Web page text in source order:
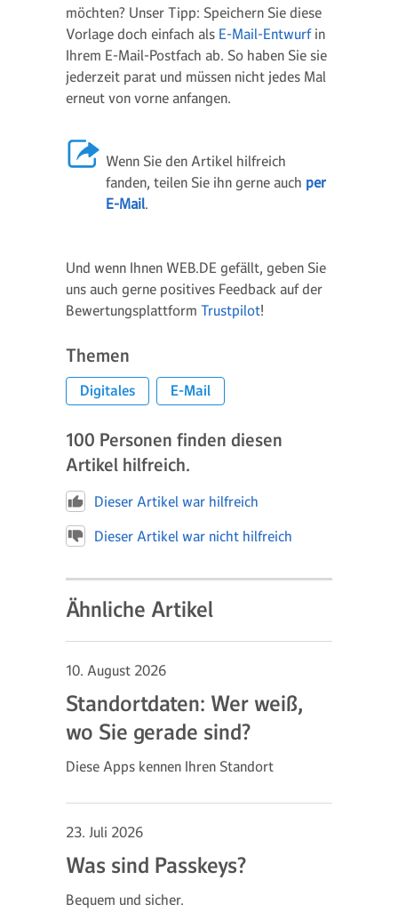
möchten? Unser Tipp: Speichern Sie diese
Vorlage doch einfach als E-Mail-Entwurfin
Ihrem E-Mail-Postfach ab. So haben Sie sie
jederzeit parat und müssen nicht jedes Mal
erneut von vorne anfangen.
Wenn Sie den Artikel hilfreich
fanden, teilen Sie ihn gerne auch per
E-Mail.
Und wenn Ihnen WEB.DE gefällt, geben Sie
uns auch gerne positives Feedback auf der
Bewertungsplattform Trustpilot!
Themen
Digitales E-Mail
100 Personen finden diesen
Artikel hilfreich.
Dieser Artikel war hilfreich
Dieser Artikel war nicht hilfreich
Ähnliche Artikel
10. August 2026
Standortdaten: Wer weiß,
wo Sie gerade sind?
Diese Apps kennen Ihren Standort
23. Juli 2026
Was sind Passkeys?
Bequem und sicher.